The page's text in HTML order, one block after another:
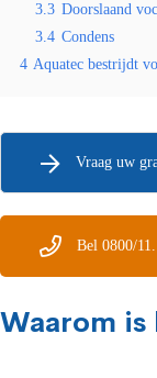
3.3 Doorslaand
3.4 Condens
4 Aquatec bestrijdt
Vraag uw
Bel 0800/
Waarom